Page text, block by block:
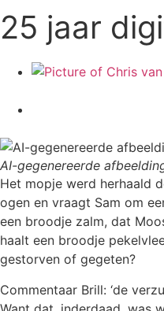
25 jaar
AI-gegenereerde
Het mopje werd herhaald
ogen en vraagt Sam om
een broodje zalm, dat
haalt een broodje
gestorven of gegeten?
Commentaar Brill: ‘de